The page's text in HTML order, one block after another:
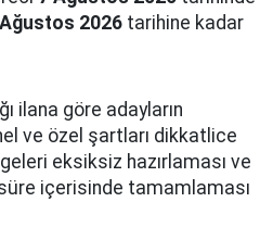
2026 tarihine kadar
ilana göre adayların
ve özel şartları dikkatlice
eksiksiz hazırlaması ve
içerisinde tamamlaması